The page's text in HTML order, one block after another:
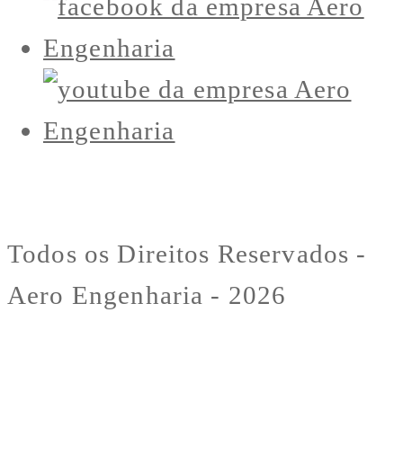
Todos os Direitos Reservados -
Aero Engenharia - 2026